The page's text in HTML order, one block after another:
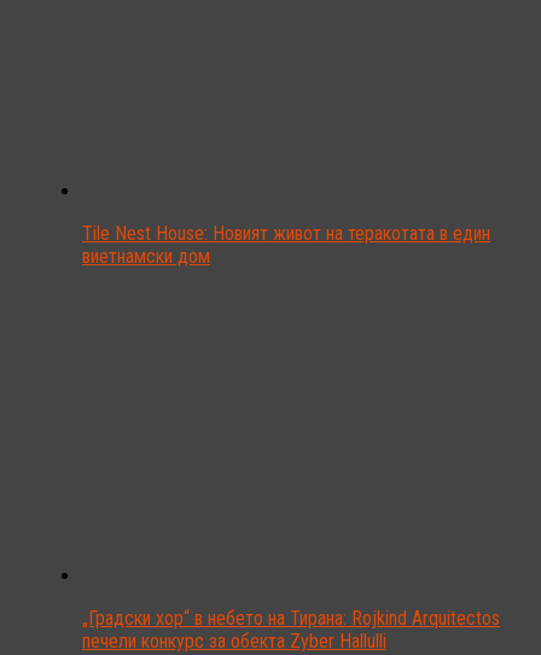
Tile Nest House: Новият живот на теракотата в един
виетнамски дом
„Градски хор“ в небето на Тирана: Rojkind Arquitectos
печели конкурс за обекта Zyber Hallulli